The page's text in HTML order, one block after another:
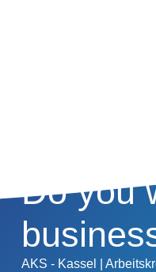
Do you
AKS - Kassel |